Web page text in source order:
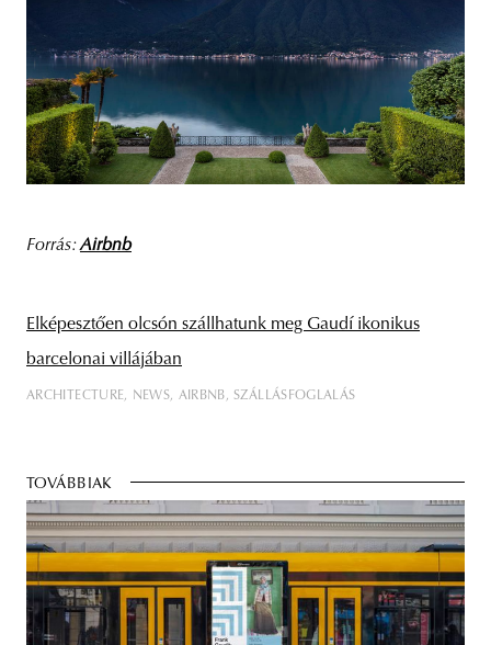
Forrás:Airbnb
Elképesztően olcsón szállhatunk meg Gaudí ikonikus
barcelonai villájában
ARCHITECTURE NEWS AIRBNB SZÁLLÁSFOGLALÁS
TOVÁBBIAK